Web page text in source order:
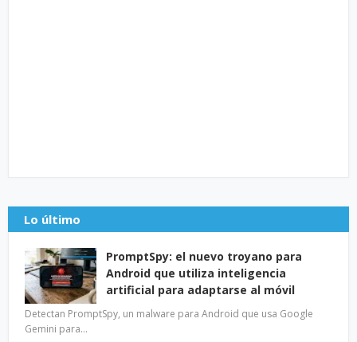
Lo último
PromptSpy: el nuevo troyano para
Android que utiliza inteligencia
artificial para adaptarse al móvil
Detectan PromptSpy, un malware para Android que usa Google
Gemini para…